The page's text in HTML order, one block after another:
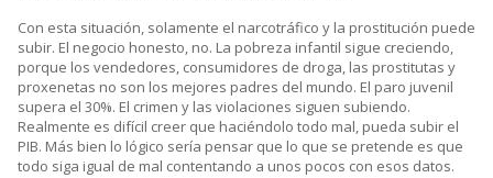
Con esta situación, solamente el narcotráfico y la prostitución puede
subir. El negocio honesto, no. La pobreza infantil sigue creciendo,
porque los vendedores, consumidores de droga, las prostitutas y
proxenetas no son los mejores padres del mundo. El paro juvenil
supera el 30%. El crimen y las violaciones siguen subiendo.
Realmente es difícil creer que haciéndolo todo mal, pueda subir el
PIB. Más bien lo lógico sería pensar que lo que se pretende es que
todo siga igual de mal contentando a unos pocos con esos datos.